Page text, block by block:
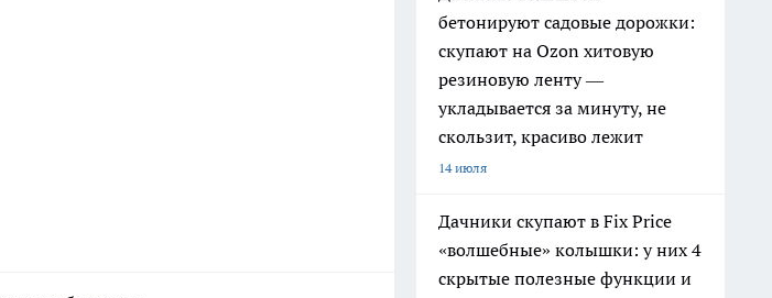
бетонируют садовые дорожки:
скупают на Ozon хитовую
резиновую ленту —
укладывается за минуту, не
скользит, красиво лежит
14 июля
Дачники скупают в Fix Price
«волшебные» колышки: у них 4
скрытые полезные функции и